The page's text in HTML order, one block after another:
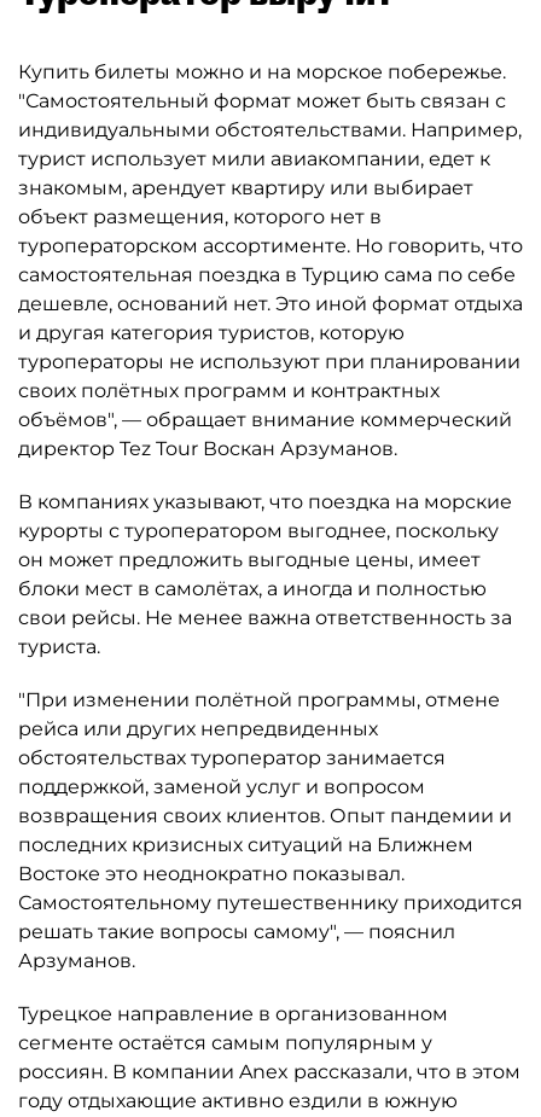
Купить билеты можно и на морское побережье.
"Самостоятельный формат может быть связан с
индивидуальными обстоятельствами. Например,
турист использует мили авиакомпании, едет к
знакомым, арендует квартиру или выбирает
объект размещения, которого нет в
туроператорском ассортименте. Но говорить, что
самостоятельная поездка в Турцию сама по себе
дешевле, оснований нет. Это иной формат отдыха
и другая категория туристов, которую
туроператоры не используют при планировании
своих полётных программ и контрактных
объёмов", — обращает внимание коммерческий
директор Tez Tour Воскан Арзуманов.
В компаниях указывают, что поездка на морские
курорты с туроператором выгоднее, поскольку
он может предложить выгодные цены, имеет
блоки мест в самолётах, а иногда и полностью
свои рейсы. Не менее важна ответственность за
туриста.
"При изменении полётной программы, отмене
рейса или других непредвиденных
обстоятельствах туроператор занимается
поддержкой, заменой услуг и вопросом
возвращения своих клиентов. Опыт пандемии и
последних кризисных ситуаций на Ближнем
Востоке это неоднократно показывал.
Самостоятельному путешественнику приходится
решать такие вопросы самому", — пояснил
Арзуманов.
Турецкое направление в организованном
сегменте остаётся самым популярным у
россиян. В компании Anex рассказали, что в этом
году отдыхающие активно ездили в южную